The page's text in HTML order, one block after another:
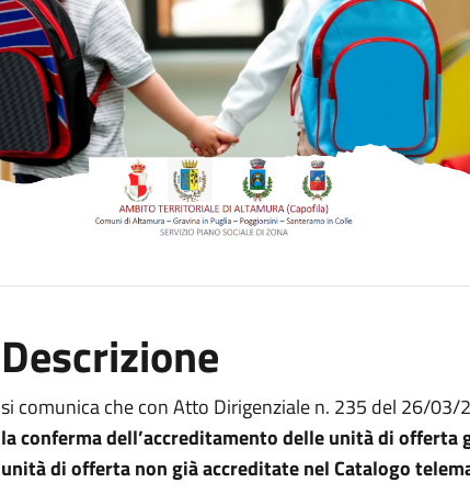
Descrizione
si comunica che con Atto Dirigenziale n. 235 del 26/
la conferma dell’accreditamento delle unità di offerta
unità di offerta non già accreditate nel Catalogo